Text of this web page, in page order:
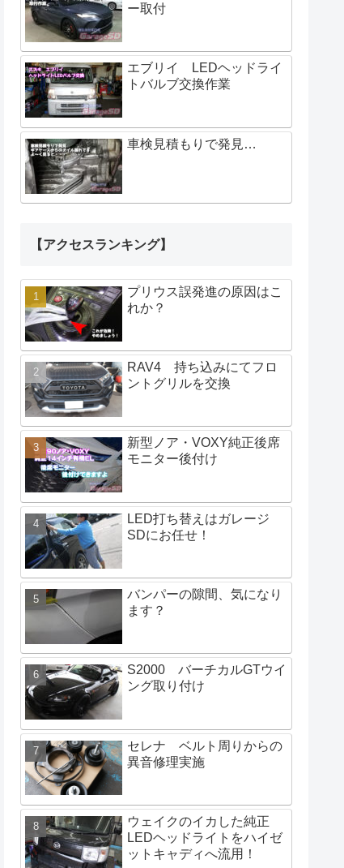
ー取付
エブリイ LEDヘッドライ
トバルブ交換作業
車検見積もりで発見…
【アクセスランキング】
プリウス誤発進の原因はこ
れか？
RAV4 持ち込みにてフロ
ントグリルを交換
新型ノア・VOXY純正後席
モニター後付け
LED打ち替えはガレージ
SDにお任せ！
バンパーの隙間、気になり
ます？
S2000 バーチカルGTウイ
ング取り付け
セレナ ベルト周りからの
異音修理実施
ウェイクのイカした純正
LEDヘッドライトをハイゼ
ットキャディへ流用！